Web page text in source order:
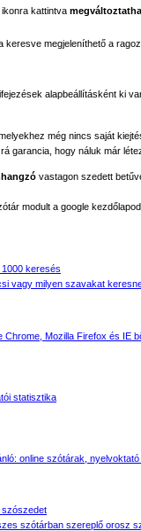
ikonra kattintva
keresve megjeleníthető a
alapbeállításként ki
még nincs saját
garancia, hogy náluk már
vastagon szedett
modult a google
keresés
vagy milyen szavakat
Chrome, Mozilla Firefox és IE
statisztika
online szótárak, nyelvoktató
szótárban szereplő orosz